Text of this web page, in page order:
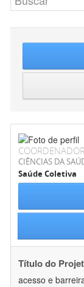
CIÊNCIAS DA
Saúde Coletiva
Título do
acesso e